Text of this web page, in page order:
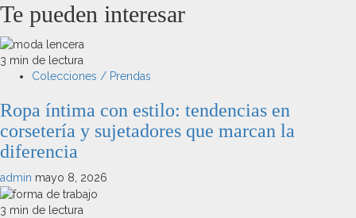
Te pueden interesar
3 min de lectura
Colecciones / Prendas
Ropa íntima con estilo: tendencias en
corsetería y sujetadores que marcan la
diferencia
admin mayo 8, 2026
3 min de lectura